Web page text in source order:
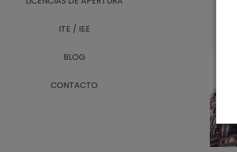
ITE / IEE
BLOG
CONTACTO